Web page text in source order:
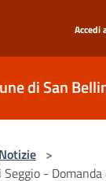
Accedi
di San
Notizie >
-